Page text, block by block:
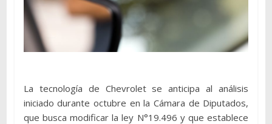
La tecnología de Chevrolet se anticipa al análisis
iniciado durante octubre en la Cámara de Diputados,
que busca modificar la ley N°19.496 y que establece